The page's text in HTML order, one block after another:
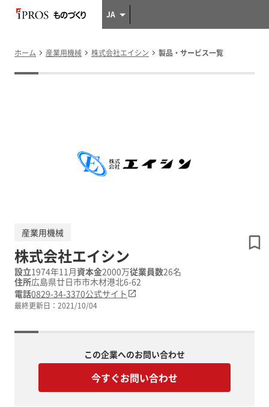
JA
ホーム 産業用機械 株式会社エイシン 製品・サービス一覧
産業用機械
株式会社エイシン
設立1974年11月資本金2000万従業員数26名
住所広島県廿日市市木材港北6-62
電話0829-34-3370公式サイト
最終更新日： 2021/10/04
この企業へのお問い合わせ
今すぐお問い合わせ